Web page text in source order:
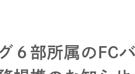
６部所属のFC